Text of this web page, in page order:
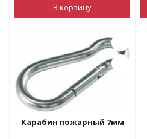
В корзину
Карабин пожарный 7мм